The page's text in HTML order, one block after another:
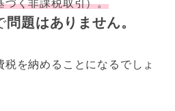
づく非課税取引）。
問題はありません。
を納めることになるでしょ